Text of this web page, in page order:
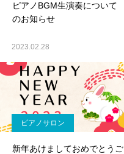
ピアノBGM生演奏について
のお知らせ
2023.02.28
ピアノサロン
新年あけましておめでとうご